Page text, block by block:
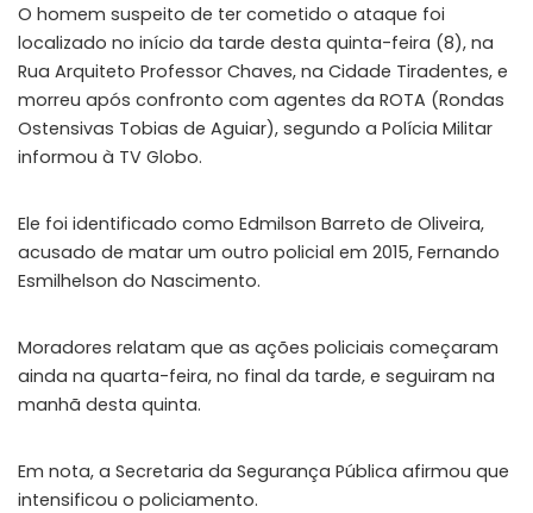
O homem suspeito de ter cometido o ataque foi
localizado no início da tarde desta quinta-feira (8), na
Rua Arquiteto Professor Chaves, na Cidade Tiradentes, e
morreu após confronto com agentes da ROTA (Rondas
Ostensivas Tobias de Aguiar), segundo a Polícia Militar
informou à TV Globo.
Ele foi identificado como Edmilson Barreto de Oliveira,
acusado de matar um outro policial em 2015, Fernando
Esmilhelson do Nascimento.
Moradores relatam que as ações policiais começaram
ainda na quarta-feira, no final da tarde, e seguiram na
manhã desta quinta.
Em nota, a Secretaria da Segurança Pública afirmou que
intensificou o policiamento.